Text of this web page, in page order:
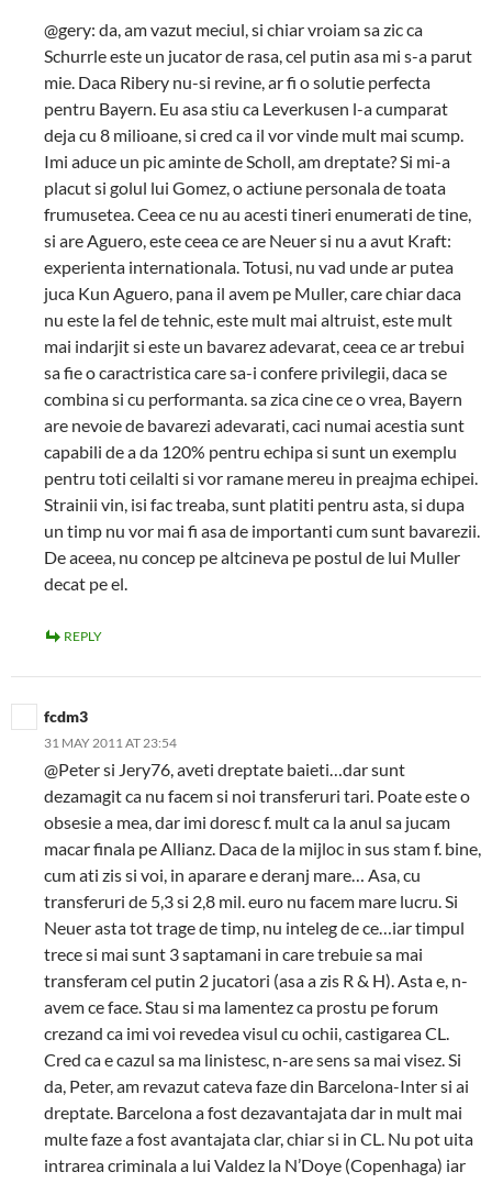
@gery: da, am vazut meciul, si chiar vroiam sa zic ca
Schurrle este un jucator de rasa, cel putin asa mi s-a parut
mie. Daca Ribery nu-si revine, ar fi o solutie perfecta
pentru Bayern. Eu asa stiu ca Leverkusen l-a cumparat
deja cu 8 milioane, si cred ca il vor vinde mult mai scump.
Imi aduce un pic aminte de Scholl, am dreptate? Si mi-a
placut si golul lui Gomez, o actiune personala de toata
frumusetea. Ceea ce nu au acesti tineri enumerati de tine,
si are Aguero, este ceea ce are Neuer si nu a avut Kraft:
experienta internationala. Totusi, nu vad unde ar putea
juca Kun Aguero, pana il avem pe Muller, care chiar daca
nu este la fel de tehnic, este mult mai altruist, este mult
mai indarjit si este un bavarez adevarat, ceea ce ar trebui
sa fie o caractristica care sa-i confere privilegii, daca se
combina si cu performanta. sa zica cine ce o vrea, Bayern
are nevoie de bavarezi adevarati, caci numai acestia sunt
capabili de a da 120% pentru echipa si sunt un exemplu
pentru toti ceilalti si vor ramane mereu in preajma echipei.
Strainii vin, isi fac treaba, sunt platiti pentru asta, si dupa
un timp nu vor mai fi asa de importanti cum sunt bavarezii.
De aceea, nu concep pe altcineva pe postul de lui Muller
decat pe el.
REPLY
fcdm3
31 MAY 2011 AT 23:54
@Peter si Jery76, aveti dreptate baieti…dar sunt
dezamagit ca nu facem si noi transferuri tari. Poate este o
obsesie a mea, dar imi doresc f. mult ca la anul sa jucam
macar finala pe Allianz. Daca de la mijloc in sus stam f. bine,
cum ati zis si voi, in aparare e deranj mare… Asa, cu
transferuri de 5,3 si 2,8 mil. euro nu facem mare lucru. Si
Neuer asta tot trage de timp, nu inteleg de ce…iar timpul
trece si mai sunt 3 saptamani in care trebuie sa mai
transferam cel putin 2 jucatori (asa a zis R & H). Asta e, n-
avem ce face. Stau si ma lamentez ca prostu pe forum
crezand ca imi voi revedea visul cu ochii, castigarea CL.
Cred ca e cazul sa ma linistesc, n-are sens sa mai visez. Si
da, Peter, am revazut cateva faze din Barcelona-Inter si ai
dreptate. Barcelona a fost dezavantajata dar in mult mai
multe faze a fost avantajata clar, chiar si in CL. Nu pot uita
intrarea criminala a lui Valdez la N’Doye (Copenhaga) iar